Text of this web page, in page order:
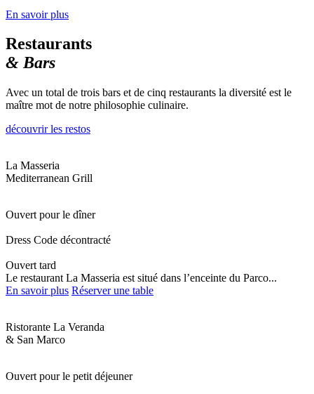
En savoir plus
Restaurants
& Bars
Avec un total de trois bars et de cinq restaurants la diversité est le
maître mot de notre philosophie culinaire.
découvrir les restos
La Masseria
Mediterranean Grill
Ouvert pour le dîner
Dress Code décontracté
Ouvert tard
Le restaurant La Masseria est situé dans l’enceinte du Parco...
En savoir plus Réserver une table
Ristorante La Veranda
& San Marco
Ouvert pour le petit déjeuner